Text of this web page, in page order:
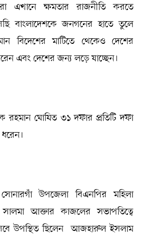
এখানে ক্ষমতার রাজনীতি করতে
বাংলাদেশকে জনগনের হাতে তুলে
বিদেশের মাটিতে থেকেও দেশের
এবং দেশের জন্য লড়ে যাচ্ছেন।
রহমান ঘোষিত ৩১ দফার প্রতিটি দফা
উপজেলা বিএনপির মহিলা
আক্তার কাজলের সভাপতিত্বে
উপস্থিত ছিলেন আজহারুল ইসলাম